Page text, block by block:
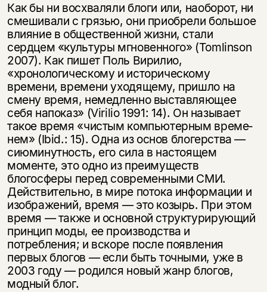
Как бы ни восхваляли блоги или, наоборот, ни
смешивали с грязью, они приобрели большое
влияние в общественной жизни, стали
сердцем «культуры мгновенного» (Tomlinson
2007). Как пишет Поль Вирилио,
«хронологическому и историческому
времени, времени уходящему, пришло на
смену время, немедленно выставляющее
себя напоказ» (Virilio 1991: 14). Он называет
такое время «чистым компьютерным време­
нем» (Ibid.: 15). Одна из основ блогерства —
сиюминутность, его сила в настоящем
моменте, это одно из преимуществ
блогосферы перед со­временными СМИ.
Действительно, в мире потока информации и
изо­бражений, время — это козырь. При этом
время — также и основной структурирующий
принцип моды, ее производства и
потребления; и вскоре после появления
первых блогов — если быть точными, уже в
2003 году — родился новый жанр блогов,
модный блог.